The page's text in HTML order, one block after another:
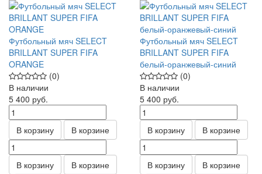
Футбольный мяч SELECT
BRILLANT SUPER FIFA
ORANGE
(0)
В наличии
5 400 руб.
В корзину В корзине
В корзину В корзине
Футбольный мяч SELECT
BRILLANT SUPER FIFA
белый-оранжевый-синий
(0)
В наличии
5 400 руб.
В корзину В корзине
В корзину В корзине